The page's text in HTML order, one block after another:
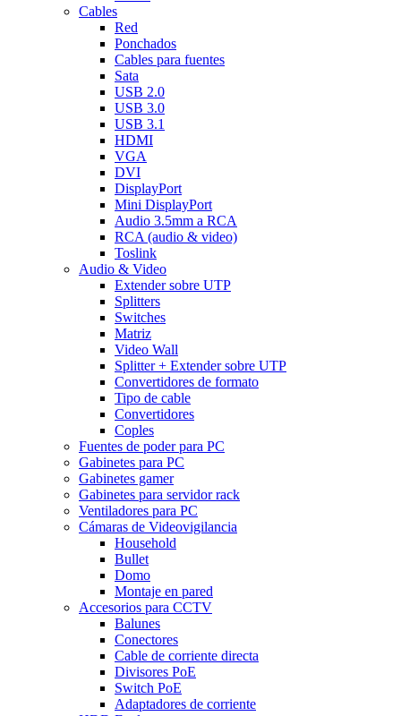
Cables
Red
Ponchados
Cables para fuentes
Sata
USB 2.0
USB 3.0
USB 3.1
HDMI
VGA
DVI
DisplayPort
Mini DisplayPort
Audio 3.5mm a RCA
RCA (audio & video)
Toslink
Audio & Video
Extender sobre UTP
Splitters
Switches
Matriz
Video Wall
Splitter + Extender sobre UTP
Convertidores de formato
Tipo de cable
Convertidores
Coples
Fuentes de poder para PC
Gabinetes para PC
Gabinetes gamer
Gabinetes para servidor rack
Ventiladores para PC
Cámaras de Videovigilancia
Household
Bullet
Domo
Montaje en pared
Accesorios para CCTV
Balunes
Conectores
Cable de corriente directa
Divisores PoE
Switch PoE
Adaptadores de corriente